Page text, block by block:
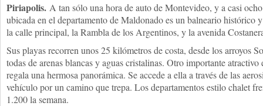
Piriapolis. A tan sólo una hora de auto de Montevideo, y a casi
ubicada en el departamento de Maldonado es un balneario histórico
la calle principal, la Rambla de los Argentinos, y la avenida
Sus playas recorren unos 25 kilómetros de costa, desde los arroyos
todas de arenas blancas y aguas cristalinas. Otro importante
regala una hermosa panorámica. Se accede a ella a través de las
vehículo por un camino que trepa. Los departamentos estilo chalet
1.200 la semana.